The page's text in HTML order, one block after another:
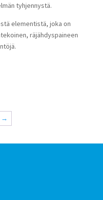
tyhjennystä.
elementistä, joka on
räjähdyspaineen
→